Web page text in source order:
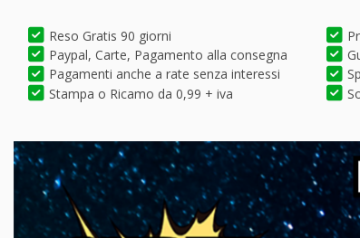
Reso Gratis 90 giorni
Paypal, Carte, Pagamento alla consegna
Pagamenti anche a rate senza interessi
Stampa o Ricamo da 0,99 + iva